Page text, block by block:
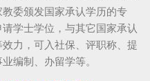
委颁发国家承认学历的专
学士学位，与其它国家承认
力，可入社保、评职称、提
编制、办留学等。